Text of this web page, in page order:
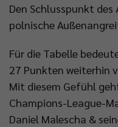
Den Schlusspunkt
polnische
Für die Tabelle
27 Punkten weiterhin
Mit diesem Gefühl
Champions-League-
Daniel Malescha &